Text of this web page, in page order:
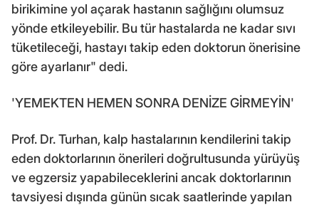
birikimine yol açarak hastanın sağlığını olumsuz
yönde etkileyebilir. Bu tür hastalarda ne kadar sıvı
tüketileceği, hastayı takip eden doktorun önerisine
göre ayarlanır" dedi.
'YEMEKTEN HEMEN SONRA DENİZE GİRMEYİN'
Prof. Dr. Turhan, kalp hastalarının kendilerini takip
eden doktorlarının önerileri doğrultusunda yürüyüş
ve egzersiz yapabileceklerini ancak doktorlarının
tavsiyesi dışında günün sıcak saatlerinde yapılan